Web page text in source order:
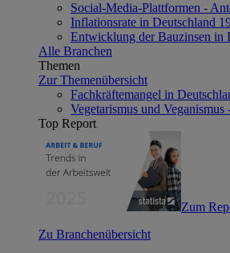
Social-Media-Plattformen -
Inflationsrate in Deutschland
Entwicklung der Bauzinsen in
Alle Branchen
Themen
Zur Themenübersicht
Fachkräftemangel in
Vegetarismus und
Top Report
Zum
Zu Branchenübersicht